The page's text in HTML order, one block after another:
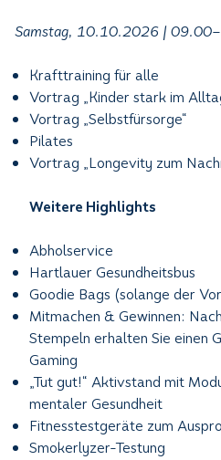
Samstag, 10.10.2026 |
Krafttraining für alle
Vortrag „Kinder stark im
Vortrag „Selbstfürsorge“
Pilates
Vortrag „Longevity zum
Weitere Highlights
Abholservice
Hartlauer Gesundheitsbus
Goodie Bags (solange der
Mitmachen & Gewinnen:
Stempeln erhalten Sie einen
Gaming
„Tut gut!“ Aktivstand mit
mentaler Gesundheit
Fitnesstestgeräte zum
Smokerlyzer-Testung